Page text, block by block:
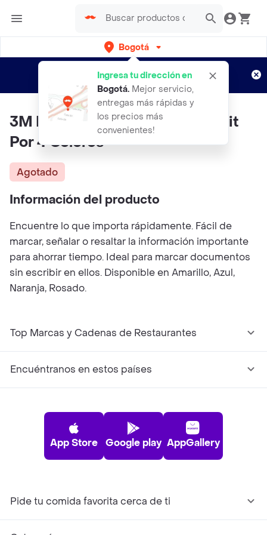
Bogotá
Ingresa tu dirección en
Bogotá. Mejor servicio,
entregas más rápidas y
los precios más
convenientes!
envíos gratis por semanas
Aplican TyC
3M Banderitas adhesivas Post-it
Por 4 Colores
Agotado
Información del producto
Encuentre lo que importa rápidamente. Fácil de
marcar, señalar o resaltar la información importante
para ahorrar tiempo. Ideal para marcar documentos
sin escribir en ellos. Disponible en Amarillo, Azul,
Naranja, Rosado.
Top Marcas y Cadenas de Restaurantes
Encuéntranos en estos países
App Store Google play AppGallery
Pide tu comida favorita cerca de ti